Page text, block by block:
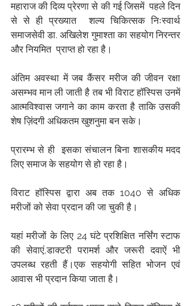
महाराज की दिव्य प्रेरणा से की गई जिसमें  पहले दिन
से से ही प्रख्यात  शल्य चिकित्सक निःस्वार्थ
समाजसेवी डा. अखिलेश गुमाश्ता का सहयोग निरन्तर
और नियमित  प्राप्त हो रहा है।
अंतिम अवस्था में जब कैंसर मरीज की जीवन रक्षा
असम्भव मान ली जाती है तब भी विराट हॉस्पिस उनमें
आत्मविश्वास जगाने का काम करता है ताकि उसकी
शेष ज़िंदगी अधिकतम खुशनुमा बन सके।
प्रारम्भ से ही  इसका संचालन बिना शासकीय मदद
लिए समाज के सहयोग से हो रहा है।
विराट हॉस्पिस द्वारा अब तक 1040 से अधिक
मरीजों को सेवा प्रदान की जा चुकी है।
यहां मरीजों के लिए 24 घंटे प्रशिक्षित नर्सिंग स्टाफ
की सेवाएं,डाक्टरी परामर्श और जरूरी दवाऐं भी
उपलब्ध रहती हैं।एक सहयोगी सहित भोजन एवं
आवास भी प्रदान किया जाता है।